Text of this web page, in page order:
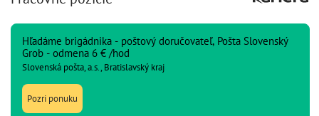
Hľadáme brigádnika - poštový doručovateľ, Pošta Slovenský
Grob - odmena 6 € /hod
Slovenská pošta, a.s., Bratislavský kraj
Pozri ponuku